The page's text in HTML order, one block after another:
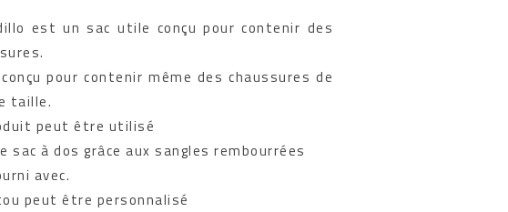
est un sac utile conçu pour contenir des
pour contenir même des chaussures de
taille.
peut être utilisé
sac à dos grâce aux sangles rembourrées
avec.
peut être personnalisé